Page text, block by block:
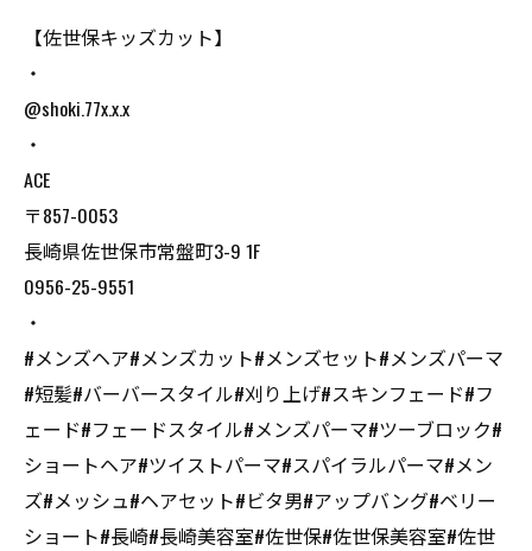
【佐世保キッズカット】
・
@shoki.77x.x.x
・
ACE
〒857-0053
長崎県佐世保市常盤町3-9 1F
0956-25-9551
・
#メンズヘア#メンズカット#メンズセット#メンズパーマ
#短髪#バーバースタイル#刈り上げ#スキンフェード#フ
ェード#フェードスタイル#メンズパーマ#ツーブロック#
ショートヘア#ツイストパーマ#スパイラルパーマ#メン
ズ#メッシュ#ヘアセット#ビタ男#アップバング#ベリー
ショート#長崎#長崎美容室#佐世保#佐世保美容室#佐世